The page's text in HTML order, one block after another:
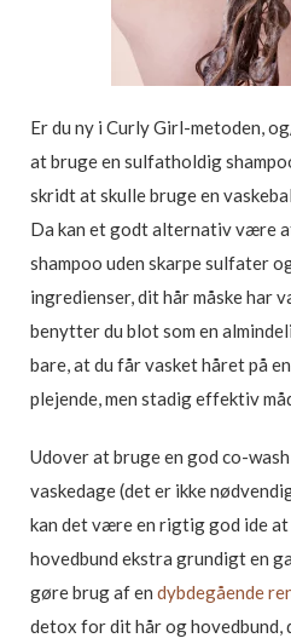
Er du ny i Curly Girl-metoden,
at bruge en sulfatholdig
skridt at skulle bruge en
Da kan et godt alternativ være
shampoo uden skarpe sulfater
ingredienser, dit hår måske har
benytter du blot som en
bare, at du får vasket håret på
plejende, men stadig effektiv
Udover at bruge en god co-
vaskedage (det er ikke
kan det være en rigtig god ide
hovedbund ekstra grundigt en
gøre brug af en dybdegående
detox for dit hår og hovedbund,